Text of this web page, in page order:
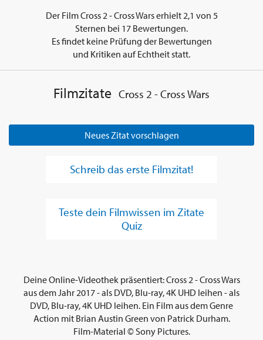
Der FilmCross 2 - Cross Warserhielt 2,1 von 5
Sternen bei 17 Bewertungen.
Es findet keine Prüfung der Bewertungen
und Kritiken auf Echtheit statt.
Filmzitate Cross 2 - Cross Wars
Neues Zitat vorschlagen
Schreib das erste Filmzitat!
Teste dein Filmwissen im Zitate
Quiz
Deine Online-Videothek präsentiert: Cross 2 - Cross Wars
aus dem Jahr 2017 - als DVD, Blu-ray, 4K UHD leihen - als
DVD, Blu-ray, 4K UHD leihen. Ein Film aus dem Genre
Action mit Brian Austin Green von Patrick Durham.
Film-Material © Sony Pictures.